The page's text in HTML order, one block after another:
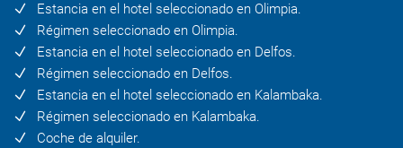
Estancia en el hotel seleccionado en Olimpia.
Régimen seleccionado en Olimpia.
Estancia en el hotel seleccionado en Delfos.
Régimen seleccionado en Delfos.
Estancia en el hotel seleccionado en Kalambaka.
Régimen seleccionado en Kalambaka.
Coche de alquiler.